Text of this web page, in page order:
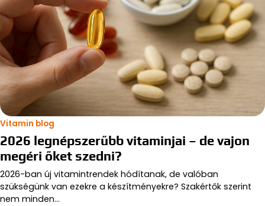
Vitamin blog
2026 legnépszerűbb vitaminjai – de vajon
megéri őket szedni?
2026-ban új vitamintrendek hódítanak, de valóban
szükségünk van ezekre a készítményekre? Szakértők szerint
nem minden…